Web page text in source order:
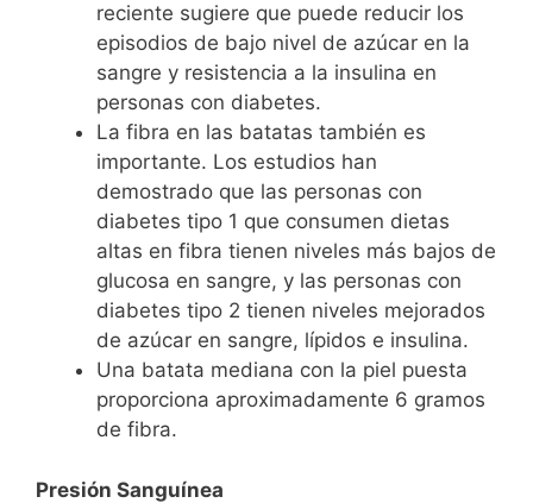
reciente sugiere que puede reducir los
episodios de bajo nivel de azúcar en la
sangre y resistencia a la insulina en
personas con diabetes.
La fibra en las batatas también es
importante. Los estudios han
demostrado que las personas con
diabetes tipo 1 que consumen dietas
altas en fibra tienen niveles más bajos de
glucosa en sangre, y las personas con
diabetes tipo 2 tienen niveles mejorados
de azúcar en sangre, lípidos e insulina.
Una batata mediana con la piel puesta
proporciona aproximadamente 6 gramos
de fibra.
Presión Sanguínea